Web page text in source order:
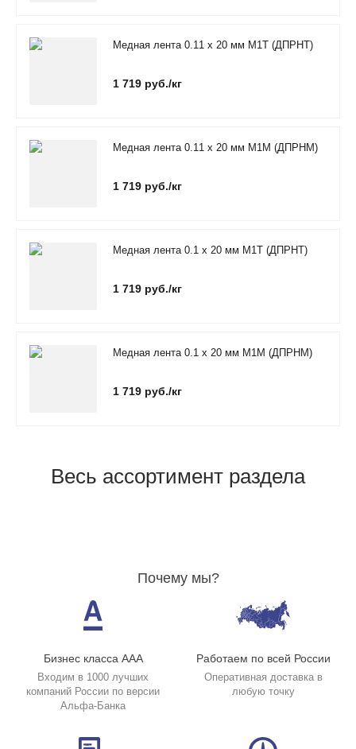
Медная лента 0.11 х 20 мм М1Т (ДПРНТ)
1 719 руб./кг
Медная лента 0.11 х 20 мм М1М (ДПРНМ)
1 719 руб./кг
Медная лента 0.1 х 20 мм М1Т (ДПРНТ)
1 719 руб./кг
Медная лента 0.1 х 20 мм М1М (ДПРНМ)
1 719 руб./кг
Весь ассортимент раздела
Почему мы?
Бизнес класса ААА
Входим в 1000 лучших
компаний России по версии
Альфа-Банка
Работаем по всей России
Оперативная доставка в
любую точку